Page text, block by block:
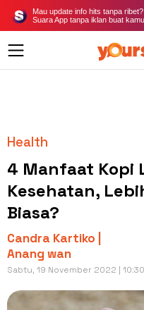
Mau update info hits tanpa ribet?
Suara App tanpa iklan buat
Health
4 Manfaat Kopi
Kesehatan,
Biasa?
Candra Kartiko |
Anang wan
Sabtu, 19 November 2022 |